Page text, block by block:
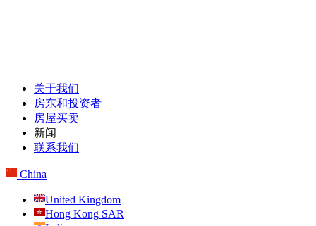
关于我们
房东和投资者
房屋买卖
新闻
联系我们
China
United Kingdom
Hong Kong SAR